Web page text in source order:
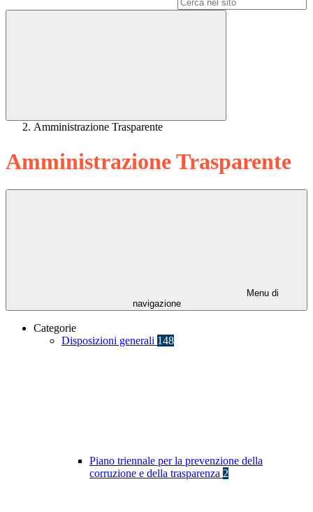
Amministrazione Trasparente
Amministrazione Trasparente
Menu di
navigazione
Categorie
Disposizioni generali 148
Piano triennale per la prevenzione della
corruzione e della trasparenza 2